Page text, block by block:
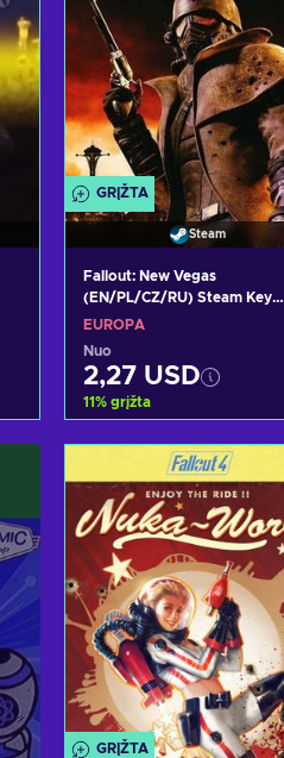
GRĮŽTA
Steam
Fallout: New Vegas
(EN/PL/CZ/RU) Steam Key
EUROPE
EUROPA
Nuo
2,27 USD
11% grįžta
Pridėti į krepšelį
Peržiūrėti pasiūlymus
GRĮŽTA